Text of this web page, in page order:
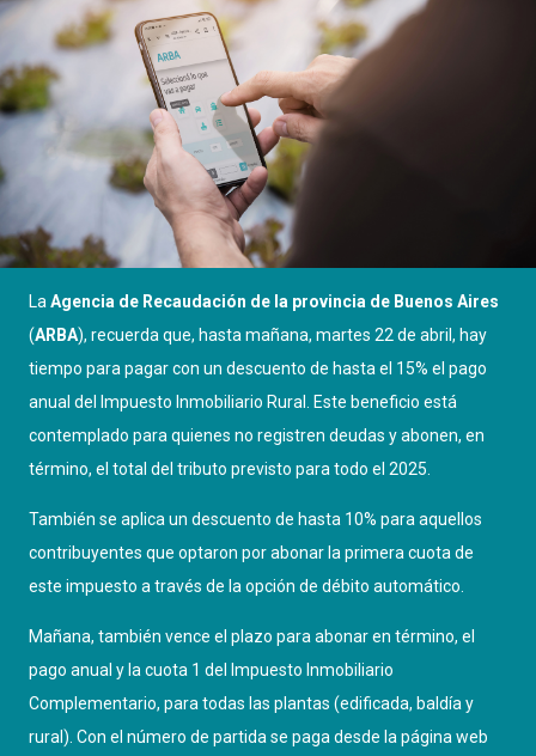
La Agencia de Recaudación de la provincia de Buenos Aires
(ARBA), recuerda que, hasta mañana, martes 22 de abril, hay
tiempo para pagar con un descuento de hasta el 15% el pago
anual del Impuesto Inmobiliario Rural. Este beneficio está
contemplado para quienes no registren deudas y abonen, en
término, el total del tributo previsto para todo el 2025.
También se aplica un descuento de hasta 10% para aquellos
contribuyentes que optaron por abonar la primera cuota de
este impuesto a través de la opción de débito automático.
Mañana, también vence el plazo para abonar en término, el
pago anual y la cuota 1 del Impuesto Inmobiliario
Complementario, para todas las plantas (edificada, baldía y
rural). Con el número de partida se paga desde la página web